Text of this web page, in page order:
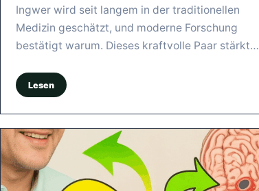
Ingwer wird seit langem in der traditionellen
Medizin geschätzt, und moderne Forschung
bestätigt warum. Dieses kraftvolle Paar stärkt…
Lesen